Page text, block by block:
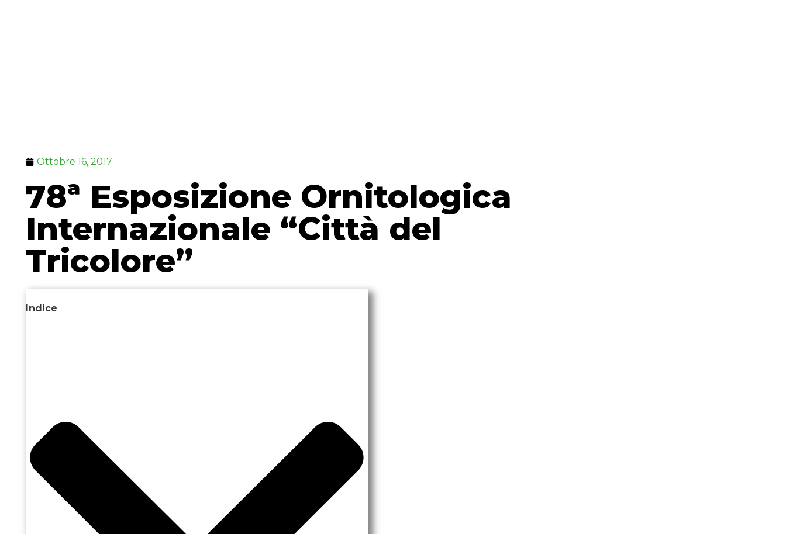
Ottobre 16, 2017
78ª Esposizione Ornitologica
Internazionale “Città del
Tricolore”
Indice